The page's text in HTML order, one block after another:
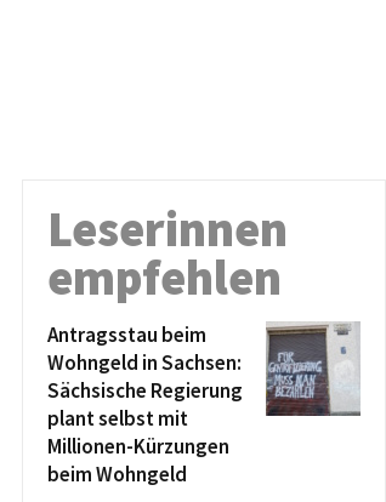
Leserinnen
empfehlen
Antragsstau beim
Wohngeld in Sachsen:
Sächsische Regierung
plant selbst mit
Millionen-Kürzungen
beim Wohngeld